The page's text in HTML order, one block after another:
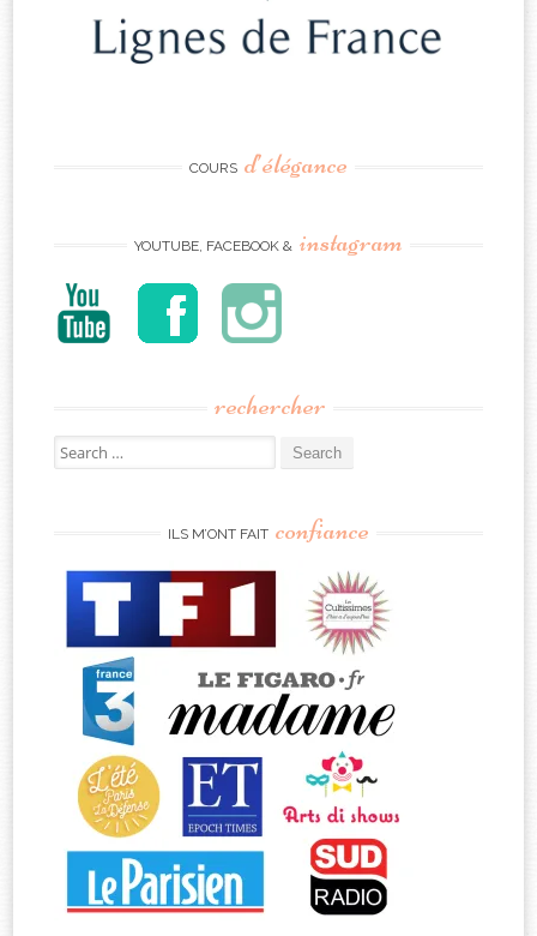
COURS d’élégance
YOUTUBE, FACEBOOK & instagram
rechercher
Search
for:
ILS M’ONT FAIT confiance